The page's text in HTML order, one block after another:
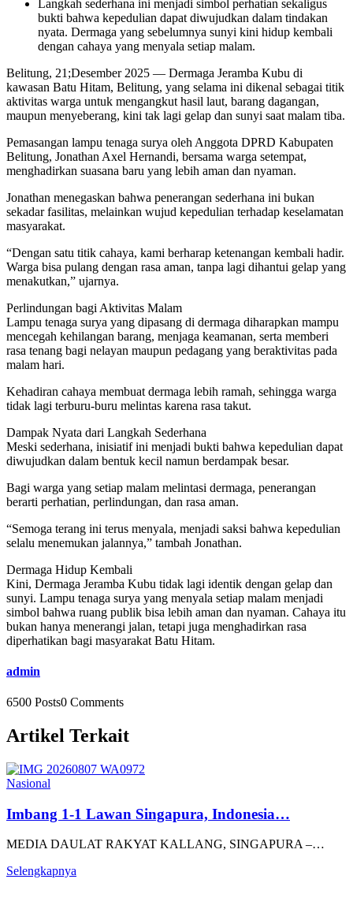
Langkah sederhana ini menjadi simbol perhatian sekaligus
bukti bahwa kepedulian dapat diwujudkan dalam tindakan
nyata. Dermaga yang sebelumnya sunyi kini hidup kembali
dengan cahaya yang menyala setiap malam.
Belitung, 21;Desember 2025 — Dermaga Jeramba Kubu di
kawasan Batu Hitam, Belitung, yang selama ini dikenal sebagai titik
aktivitas warga untuk mengangkut hasil laut, barang dagangan,
maupun menyeberang, kini tak lagi gelap dan sunyi saat malam tiba.
Pemasangan lampu tenaga surya oleh Anggota DPRD Kabupaten
Belitung, Jonathan Axel Hernandi, bersama warga setempat,
menghadirkan suasana baru yang lebih aman dan nyaman.
Jonathan menegaskan bahwa penerangan sederhana ini bukan
sekadar fasilitas, melainkan wujud kepedulian terhadap keselamatan
masyarakat.
“Dengan satu titik cahaya, kami berharap ketenangan kembali hadir.
Warga bisa pulang dengan rasa aman, tanpa lagi dihantui gelap yang
menakutkan,” ujarnya.
Perlindungan bagi Aktivitas Malam
Lampu tenaga surya yang dipasang di dermaga diharapkan mampu
mencegah kehilangan barang, menjaga keamanan, serta memberi
rasa tenang bagi nelayan maupun pedagang yang beraktivitas pada
malam hari.
Kehadiran cahaya membuat dermaga lebih ramah, sehingga warga
tidak lagi terburu-buru melintas karena rasa takut.
Dampak Nyata dari Langkah Sederhana
Meski sederhana, inisiatif ini menjadi bukti bahwa kepedulian dapat
diwujudkan dalam bentuk kecil namun berdampak besar.
Bagi warga yang setiap malam melintasi dermaga, penerangan
berarti perhatian, perlindungan, dan rasa aman.
“Semoga terang ini terus menyala, menjadi saksi bahwa kepedulian
selalu menemukan jalannya,” tambah Jonathan.
Dermaga Hidup Kembali
Kini, Dermaga Jeramba Kubu tidak lagi identik dengan gelap dan
sunyi. Lampu tenaga surya yang menyala setiap malam menjadi
simbol bahwa ruang publik bisa lebih aman dan nyaman. Cahaya itu
bukan hanya menerangi jalan, tetapi juga menghadirkan rasa
diperhatikan bagi masyarakat Batu Hitam.
admin
6500 Posts0 Comments
Artikel Terkait
Nasional
Imbang 1-1 Lawan Singapura, Indonesia…
MEDIA DAULAT RAKYAT KALLANG, SINGAPURA –…
Selengkapnya